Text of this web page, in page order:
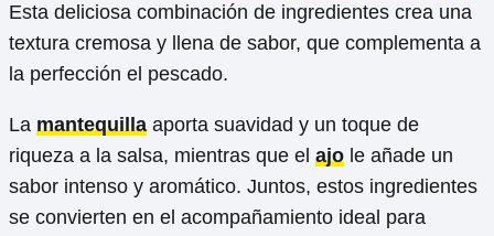
Esta deliciosa combinación de ingredientes crea una
textura cremosa y llena de sabor, que complementa a
la perfección el pescado.
La mantequilla aporta suavidad y un toque de
riqueza a la salsa, mientras que el ajo le añade un
sabor intenso y aromático. Juntos, estos ingredientes
se convierten en el acompañamiento ideal para